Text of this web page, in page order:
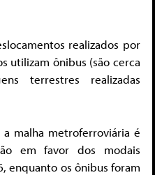
realizados por
utilizam ônibus (são cerca
terrestres realizadas
a malha metroferroviária é
em favor dos modais
enquanto os ônibus foram